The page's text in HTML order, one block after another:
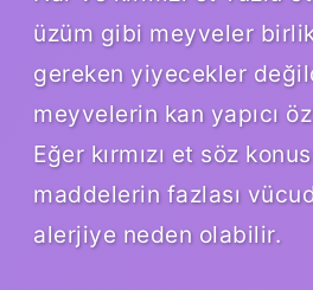
üzüm gibi meyveler
gereken yiyecekler
meyvelerin kan yapıcı
Eğer kırmızı et söz
maddelerin fazlası
alerjiye neden olabilir.